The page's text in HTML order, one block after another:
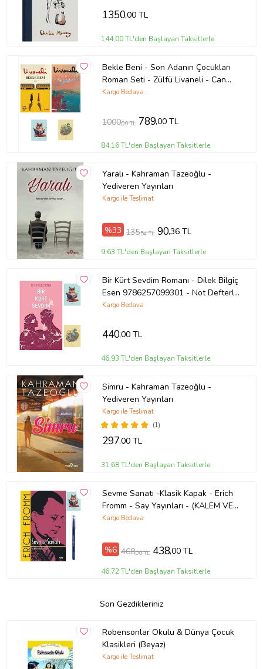
1350,00 TL
144,00 TL'den Başlayan Taksitlerle
Bekle Beni - Son Adanın Çocukları
Roman Seti - Zülfü Livaneli - Can
Yayınları (2 NOT DEFTERLİ)
Kargo Bedava
1000,00 TL 789,00 TL
84,16 TL'den Başlayan Taksitlerle
Yaralı - Kahraman Tazeoğlu -
Yediveren Yayınları
Kargo ile Teslimat
%33 135,54 TL 90,36 TL
9,63 TL'den Başlayan Taksitlerle
Bir Kürt Sevdim Romanı - Dilek Bilgiç
Esen 9786257099301 - Not Defterli
Seti (Renksiz)
Kargo Bedava
440,00 TL
46,93 TL'den Başlayan Taksitlerle
Simru - Kahraman Tazeoğlu -
Yediveren Yayınları
(1)
Kargo ile Teslimat
297,00 TL
31,68 TL'den Başlayan Taksitlerle
Sevme Sanatı -Klasik Kapak - Erich
Fromm - Say Yayınları - (KALEM VE
NOT DEFTERLİ) (Renksiz)
Kargo Bedava
%6 468,00 TL 438,00 TL
46,72 TL'den Başlayan Taksitlerle
Son Gezdikleriniz
Robensonlar Okulu & Dünya Çocuk
Klasikleri (Beyaz)
Kargo ile Teslimat